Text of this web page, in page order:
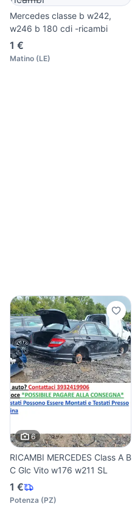
Mercedes classe b w242,
w246 b 180 cdi -ricambi
1 €
Matino (LE)
6
RICAMBI MERCEDES Class A B
C Glc Vito w176 w211 SL
1 €
Potenza (PZ)